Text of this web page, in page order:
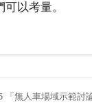
以考量。
「無人車場域示範討